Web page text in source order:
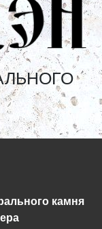
камня